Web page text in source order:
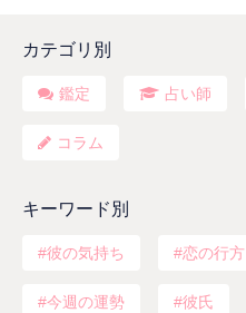
カテゴリ別
鑑定 占い師
コラム
キーワード別
彼の気持ち 恋の行方
今週の運勢 彼氏